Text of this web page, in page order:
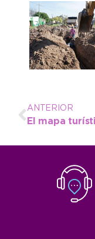
ANTERIOR